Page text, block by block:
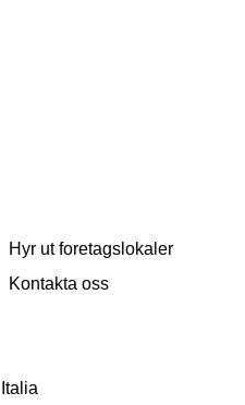
Hyr ut foretagslokaler
Kontakta oss
Italia